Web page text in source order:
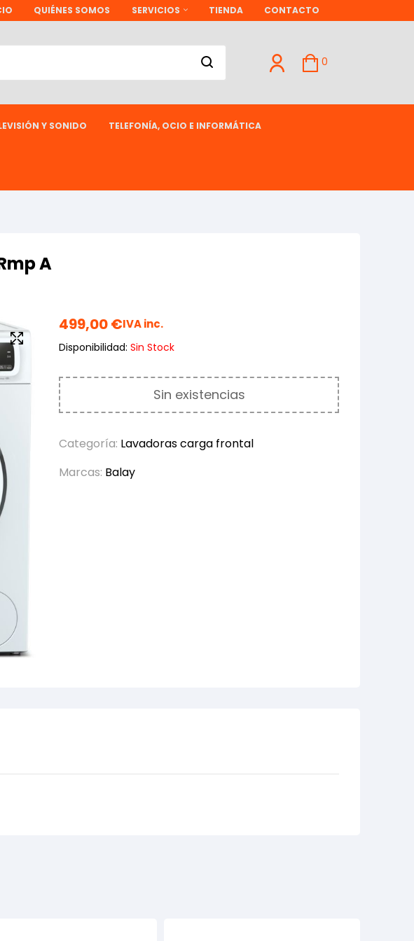
QUIÉNES SOMOS SERVICIOS TIENDA CONTACTO
0
Y SONIDO TELEFONÍA, OCIO E INFORMÁTICA
A
499,00€IVA inc.
Disponibilidad: Sin Stock
Sin existencias
Categoría: Lavadoras carga frontal
Marcas: Balay